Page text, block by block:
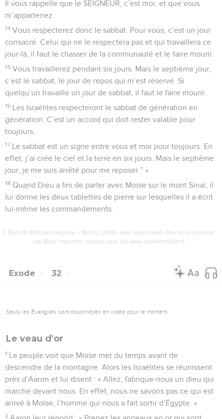
Il vous rappelle que le SEIGNEUR, c’est moi, et que vous
m’appartenez.
14 Vous respecterez donc le sabbat. Pour vous, c’est un jour
consacré. Celui qui ne le respectera pas et qui travaillera ce
jour-là, il faut le chasser de la communauté et le faire mourir.
15 Vous travaillerez pendant six jours. Mais le septième jour,
c’est le sabbat, le jour de repos qui m’est réservé. Si
quelqu’un travaille un jour de sabbat, il faut le faire mourir.
16 Les Israélites respecteront le sabbat de génération en
génération. C’est un accord qui doit rester valable pour
toujours.
17 Le sabbat est un signe entre vous et moi pour toujours. En
effet, j’ai créé le ciel et la terre en six jours. Mais le septième
jour, je me suis arrêté pour me reposer.” »
18 Quand Dieu a fini de parler avec Moïse sur le mont Sinaï, il
lui donne les deux tablettes de pierre sur lesquelles il a écrit
lui-même les commandements.
© Société biblique française – Bibli’O, 2000, avec autorisation. Pour vous procurer
une Bible imprimée, rendez-vous sur www.editionsbiblio.fr
Exode 32
Seuls les Évangiles sont disponibles en vidéo pour le moment.
Le veau d'or
1 Le peuple voit que Moïse met du temps avant de
descendre de la montagne. Alors les Israélites se réunissent
près d’Aaron et lui disent : « Allez, fabrique-nous un dieu qui
marche devant nous. En effet, nous ne savons pas ce qui est
arrivé à Moïse, l’homme qui nous a fait sortir d’Égypte. »
2